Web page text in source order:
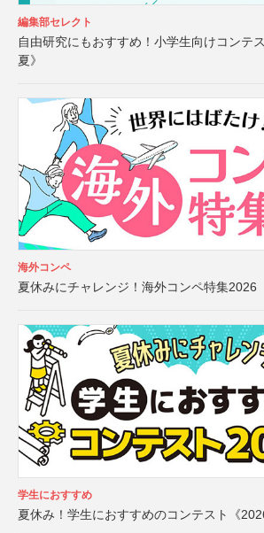
編集部セレクト
自由研究にもおすすめ！小学生向けコンテ
夏》
海外コンペ
夏休みにチャレンジ！海外コンペ特集2026
学生におすすめ
夏休み！学生におすすめのコンテスト《